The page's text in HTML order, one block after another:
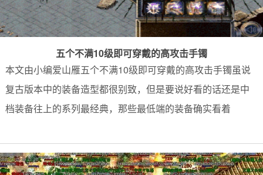
五个不满10级即可穿戴的高攻击手镯
本文由小编爱山雁五个不满10级即可穿戴的高攻击手镯虽说
复古版本中的装备造型都很别致，但是要说好看的话还是中
档装备往上的系列最经典，那些最低端的装备确实看着